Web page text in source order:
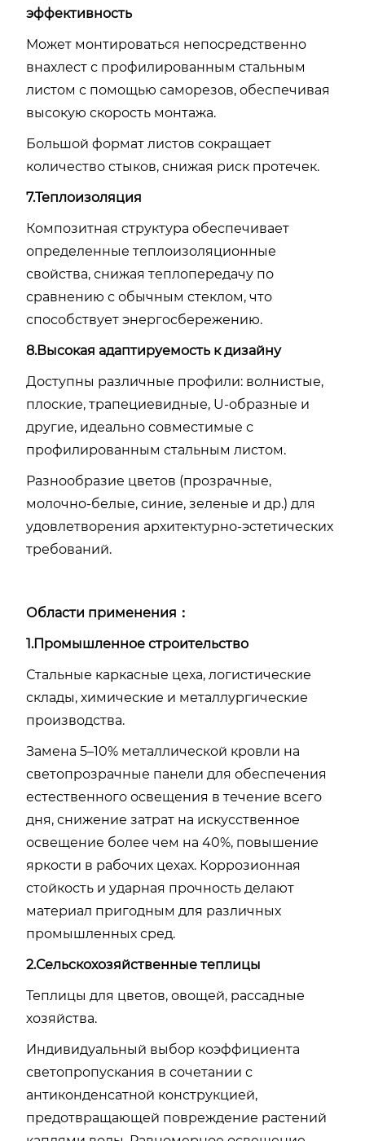
эффективность
Может монтироваться непосредственно
внахлест с профилированным стальным
листом с помощью саморезов, обеспечивая
высокую скорость монтажа.
Большой формат листов сокращает
количество стыков, снижая риск протечек.
7.Теплоизоляция
Композитная структура обеспечивает
определенные теплоизоляционные
свойства, снижая теплопередачу по
сравнению с обычным стеклом, что
способствует энергосбережению.
8.Высокая адаптируемость к дизайну
Доступны различные профили: волнистые,
плоские, трапециевидные, U-образные и
другие, идеально совместимые с
профилированным стальным листом.
Разнообразие цветов (прозрачные,
молочно-белые, синие, зеленые и др.) для
удовлетворения архитектурно-эстетических
требований.
Области применения：
1.Промышленное строительство
Стальные каркасные цеха, логистические
склады, химические и металлургические
производства.
Замена 5–10% металлической кровли на
светопрозрачные панели для обеспечения
естественного освещения в течение всего
дня, снижение затрат на искусственное
освещение более чем на 40%, повышение
яркости в рабочих цехах. Коррозионная
стойкость и ударная прочность делают
материал пригодным для различных
промышленных сред.
2.Сельскохозяйственные теплицы
Теплицы для цветов, овощей, рассадные
хозяйства.
Индивидуальный выбор коэффициента
светопропускания в сочетании с
антиконденсатной конструкцией,
предотвращающей повреждение растений